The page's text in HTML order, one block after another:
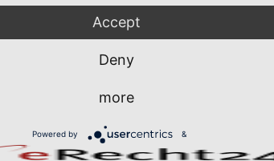
Hideaways für Sie gefunden
WUNDERschön
Accept
Deny
more
Powered by &